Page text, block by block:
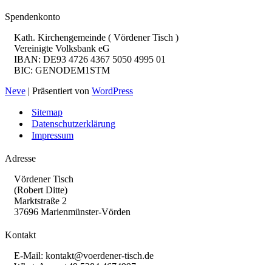
Spendenkonto
Kath. Kirchengemeinde ( Vördener Tisch )
Vereinigte Volksbank eG
IBAN: DE93 4726 4367 5050 4995 01
BIC: GENODEM1STM
Neve | Präsentiert von WordPress
Sitemap
Datenschutzerklärung
Impressum
Adresse
Vördener Tisch
(Robert Ditte)
Marktstraße 2
37696 Marienmünster-Vörden
Kontakt
E-Mail: kontakt@voerdener-tisch.de